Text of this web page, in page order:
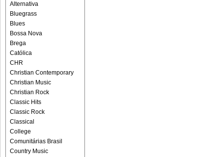
Alternativa
Bluegrass
Blues
Bossa Nova
Brega
Católica
CHR
Christian Contemporary
Christian Music
Christian Rock
Classic Hits
Classic Rock
Classical
College
Comunitárias Brasil
Country Music